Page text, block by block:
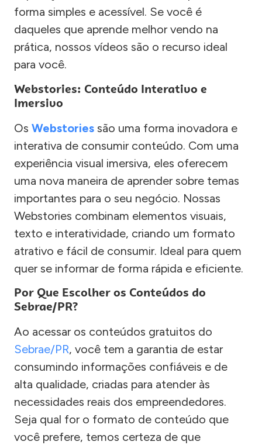
forma simples e acessível. Se você é
daqueles que aprende melhor vendo na
prática, nossos vídeos são o recurso ideal
para você.
Webstories: Conteúdo Interativo e
Imersivo
Os Webstories são uma forma inovadora e
interativa de consumir conteúdo. Com uma
experiência visual imersiva, eles oferecem
uma nova maneira de aprender sobre temas
importantes para o seu negócio. Nossas
Webstories combinam elementos visuais,
texto e interatividade, criando um formato
atrativo e fácil de consumir. Ideal para quem
quer se informar de forma rápida e eficiente.
Por Que Escolher os Conteúdos do
Sebrae/PR?
Ao acessar os conteúdos gratuitos do
Sebrae/PR, você tem a garantia de estar
consumindo informações confiáveis e de
alta qualidade, criadas para atender às
necessidades reais dos empreendedores.
Seja qual for o formato de conteúdo que
você prefere, temos certeza de que